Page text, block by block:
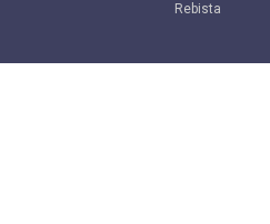
Rebista